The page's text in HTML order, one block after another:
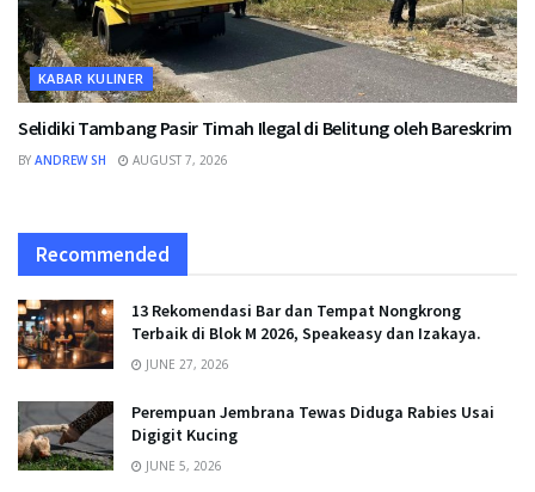
KABAR KULINER
Selidiki Tambang Pasir Timah Ilegal di Belitung oleh Bareskrim
BY ANDREW SH AUGUST 7, 2026
Recommended
13 Rekomendasi Bar dan Tempat Nongkrong
Terbaik di Blok M 2026, Speakeasy dan Izakaya.
JUNE 27, 2026
Perempuan Jembrana Tewas Diduga Rabies Usai
Digigit Kucing
JUNE 5, 2026